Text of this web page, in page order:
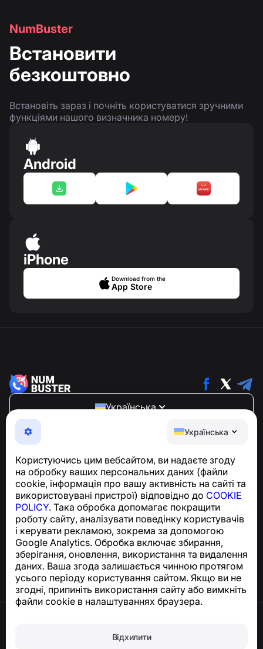
Українська
Користуючись цим вебсайтом, ви надаєте згоду
на обробку ваших персональних даних (файли
cookie, інформація про вашу активність на сайті та
використовувані пристрої) відповідно до COOKIE
POLICY. Така обробка допомагає покращити
роботу сайту, аналізувати поведінку користувачів
і керувати рекламою, зокрема за допомогою
Google Analytics. Обробка включає збирання,
зберігання, оновлення, використання та видалення
даних. Ваша згода залишається чинною протягом
усього періоду користування сайтом. Якщо ви не
згодні, припиніть використання сайту або вимкніть
файли cookie в налаштуваннях браузера.
Відхилити
NumBuster
Встановити
безкоштовно
Встановіть зараз і почніть користуватися зручними
функціями нашого визначника номеру!
Android
iPhone
Download from the
App Store
Українська
NumBuster © 2013—2026 ·
support@numbuster.com
Зручний додаток, що захищає вас від телефонного
З питань відповідності GDPR:
support@numbuster.com
Центр допомоги
Новини та статті
Про проєкт
Контакти
Політика щодо файлів cookie